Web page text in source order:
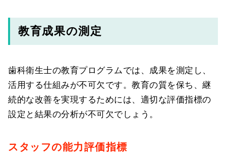
教育成果の測定
歯科衛生士の教育プログラムでは、成果を測定し、
活用する仕組みが不可欠です。教育の質を保ち、継
続的な改善を実現するためには、適切な評価指標の
設定と結果の分析が不可欠でしょう。
スタッフの能力評価指標